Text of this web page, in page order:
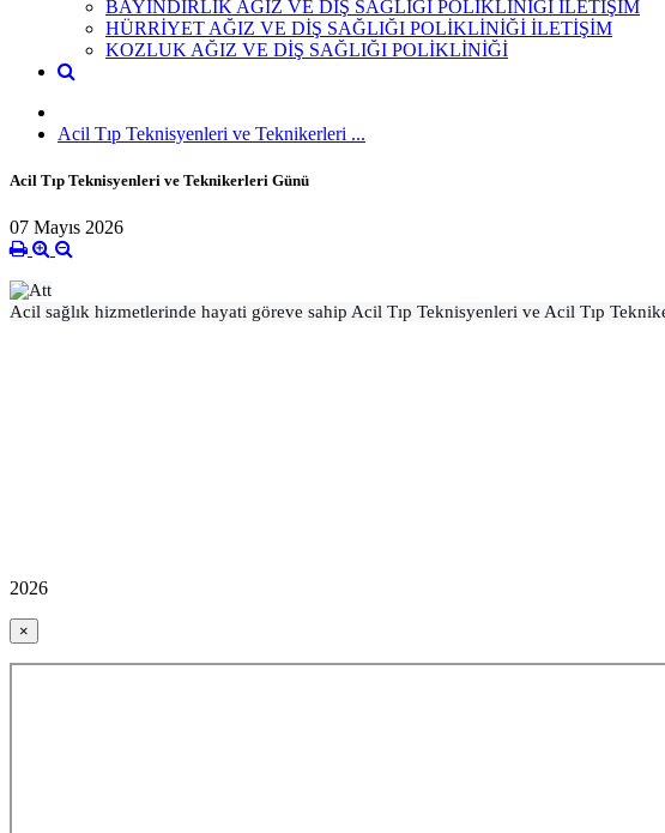
BAYINDIRLIK AĞIZ VE DİŞ SAĞLIĞI POLİKLİNİĞİ İLETİŞİM
HÜRRİYET AĞIZ VE DİŞ SAĞLIĞI POLİKLİNİĞİ İLETİŞİM
KOZLUK AĞIZ VE DİŞ SAĞLIĞI POLİKLİNİĞİ
Acil Tıp Teknisyenleri ve Teknikerleri ...
Acil Tıp Teknisyenleri ve Teknikerleri Günü
07 Mayıs 2026
Acil sağlık hizmetlerinde hayati göreve sahip Acil Tıp Teknisyenleri ve Acil Tıp
2026
×